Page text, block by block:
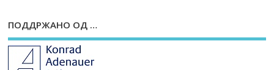
ПОДДРЖАНО ОД …